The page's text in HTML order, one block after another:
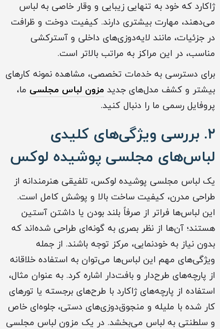
ژاکارد که خود به تنهایی زیبایی و وقار خاصی به لباس
می‌دهند، مهارت بیشتری دارند. کیفیت دوخت و ظرافت
در جزئیات، مانند لایه‌دوزی‌های داخلی و آسترکشی
مناسب، در این مراکز به مراتب بالاتر است.
برای دسترسی به خدمات تخصصی، مشاهده نمونه‌ کارهای
بیشتر و کشف مدل‌های جدید مزون لباس مجلسی ما،
پروفایل رسمی ما را دنبال کنید.
۲. بررسی ویژگی‌های کلیدی
لباس‌های مجلسی پوشیده لوکس
یک لباس مجلسی پوشیده لوکس، تلفیقی هنرمندانه از
طراحی مدرن، کیفیت ساخت بالا و پوشش کامل است.
این لباس‌ها فراتر از صرفاً بلند بودن یا داشتن آستین
هستند؛ آن‌ها از نظر بصری به گونه‌ای طراحی شده‌اند که
بدون نیاز به خودنمایی، مرکز توجه باشند. از جمله
ویژگی‌های مهم این لباس‌ها می‌توان به استفاده خلاقانه
از پارچه‌های طرح‌دار و بافت‌دار اشاره کرد. به عنوان مثال،
استفاده از پارچه‌های ژاکارد با طرح‌های برجسته یا تورهای
کار شده با ملیله و منجوق‌دوزی‌های دستی، جلوه‌ای خاص
و سلطنتی به لباس می‌بخشد. در یک مزون لباس مجلسی